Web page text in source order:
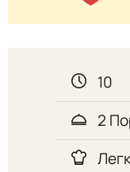
10
2